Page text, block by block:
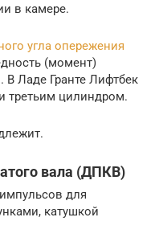
в камере.
угла опережения
(момент)
Ладе Гранте Лифтбек
третьим цилиндром.
вала (ДПКВ)
для
катушкой